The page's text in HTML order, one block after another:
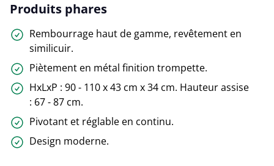
Produits phares
Rembourrage haut de gamme, revêtement en
similicuir.
Piètement en métal finition trompette.
HxLxP : 90 - 110 x 43 cm x 34 cm. Hauteur assise
: 67 - 87 cm.
Pivotant et réglable en continu.
Design moderne.